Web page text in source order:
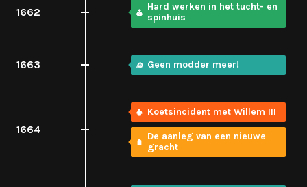
1662
Hard werken in het tucht- en
spinhuis
1663 Geen modder meer!
1664
Koetsincident met Willem III
De aanleg van een nieuwe
gracht